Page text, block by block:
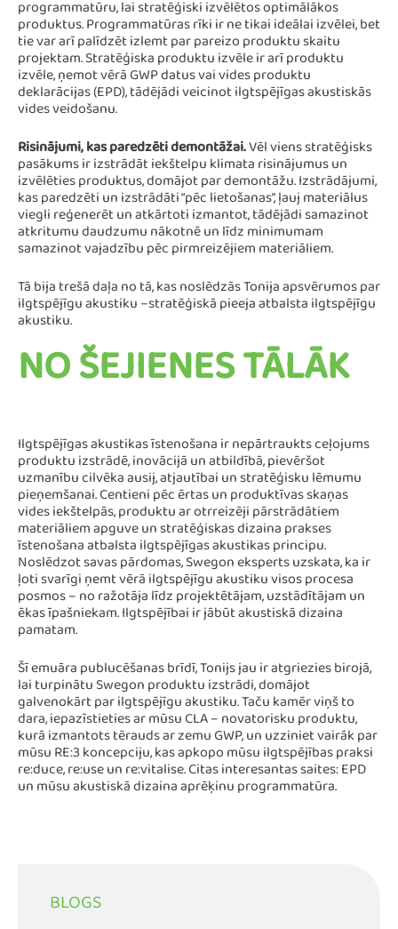
BLOGS
programmatūru, lai stratēģiski izvēlētos optimālākos
produktus. Programmatūras rīki ir ne tikai ideālai izvēlei, bet
tie var arī palīdzēt izlemt par pareizo produktu skaitu
projektam. Stratēģiska produktu izvēle ir arī produktu
izvēle, ņemot vērā GWP datus vai vides produktu
deklarācijas (EPD), tādējādi veicinot ilgtspējīgas akustiskās
vides veidošanu.
Risinājumi, kas paredzēti demontāžai.Vēl viens stratēģisks
pasākums ir izstrādāt iekštelpu klimata risinājumus un
izvēlēties produktus, domājot par demontāžu. Izstrādājumi,
kas paredzēti un izstrādāti “pēc lietošanas”, ļauj materiālus
viegli reģenerēt un atkārtoti izmantot, tādējādi samazinot
atkritumu daudzumu nākotnē un līdz minimumam
samazinot vajadzību pēc pirmreizējiem materiāliem.
Tā bija trešā daļa no tā, kas noslēdzās Tonija apsvērumos par
ilgtspējīgu akustiku –stratēģiskā pieeja atbalsta ilgtspējīgu
akustiku.
NO ŠEJIENES TĀLĀK
Ilgtspējīgas akustikas īstenošana ir nepārtraukts ceļojums
produktu izstrādē, inovācijā un atbildībā, pievēršot
uzmanību cilvēka ausij, atjautībai un stratēģisku lēmumu
pieņemšanai. Centieni pēc ērtas un produktīvas skaņas
vides iekštelpās, produktu ar otrreizēji pārstrādātiem
materiāliem apguve un stratēģiskas dizaina prakses
īstenošana atbalsta ilgtspējīgas akustikas principu.
Noslēdzot savas pārdomas, Swegon eksperts uzskata, ka ir
ļoti svarīgi ņemt vērā ilgtspējīgu akustiku visos procesa
posmos ­– no ražotāja līdz projektētājam, uzstādītājam un
ēkas īpašniekam. Ilgtspējībai ir jābūt akustiskā dizaina
pamatam.
Šī emuāra publucēšanas brīdī, Tonijs jau ir atgriezies birojā,
lai turpinātu Swegon produktu izstrādi, domājot
galvenokārt par ilgtspējīgu akustiku. Taču kamēr viņš to
dara, iepazīstieties ar mūsu CLA ­– novatorisku produktu,
kurā izmantots tērauds ar zemu GWP, un uzziniet vairāk par
mūsu RE:3 koncepciju, kas apkopo mūsu ilgtspējības praksi
re:duce, re:use un re:vitalise. Citas interesantas saites: EPD
un mūsu akustiskā dizaina aprēķinu programmatūra.